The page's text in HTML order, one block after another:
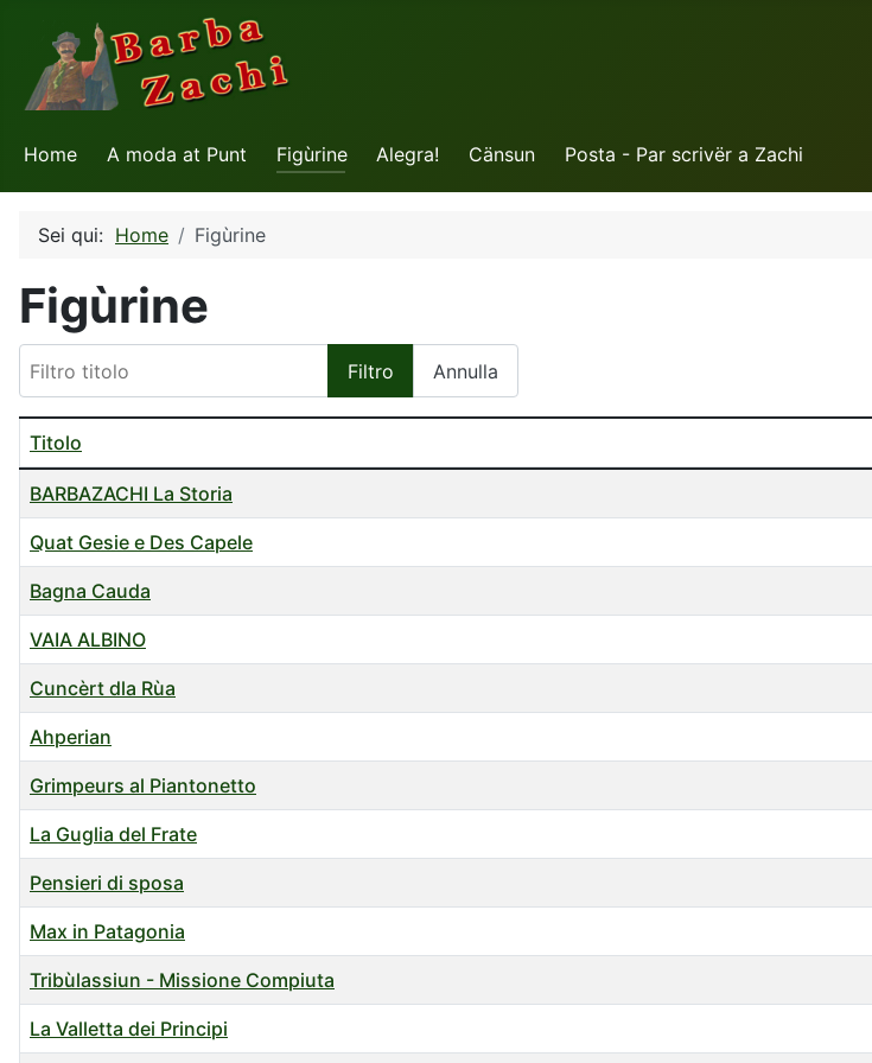
Home A moda at Punt Figùrine Alegra! Cänsun Posta - Par scrivër a Zachi
Sei qui: Home Figùrine
Figùrine
Filtro Annulla
Tabella degli Articoli
Titolo
BARBAZACHI La Storia
Quat Gesie e Des Capele
Bagna Cauda
VAIA ALBINO
Cuncèrt dla Rùa
Ahperian
Grimpeurs al Piantonetto
La Guglia del Frate
Pensieri di sposa
Max in Patagonia
Tribùlassiun - Missione Compiuta
La Valletta dei Principi